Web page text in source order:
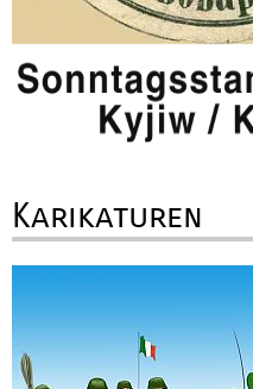
Karikaturen